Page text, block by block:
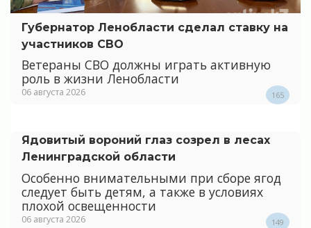
Губернатор Ленобласти сделал ставку на
участников СВО
Ветераны СВО должны играть активную
роль в жизни Ленобласти
06 августа 2026 165
Ядовитый вороний глаз созрел в лесах
Ленинградской области
Особенно внимательными при сборе ягод
следует быть детям, а также в условиях
плохой освещенности
06 августа 2026 149